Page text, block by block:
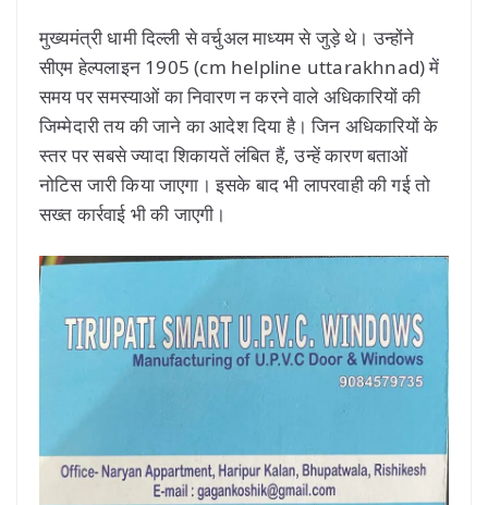
मुख्यमंत्री धामी दिल्ली से वर्चुअल माध्यम से जुड़े थे। उन्होंने
सीएम हेल्पलाइन 1905 (cm helpline uttarakhnad) में
समय पर समस्याओं का निवारण न करने वाले अधिकारियों की
जिम्मेदारी तय की जाने का आदेश दिया है। जिन अधिकारियों के
स्तर पर सबसे ज्यादा शिकायतें लंबित हैं, उन्हें कारण बताओं
नोटिस जारी किया जाएगा। इसके बाद भी लापरवाही की गई तो
सख्त कार्रवाई भी की जाएगी।